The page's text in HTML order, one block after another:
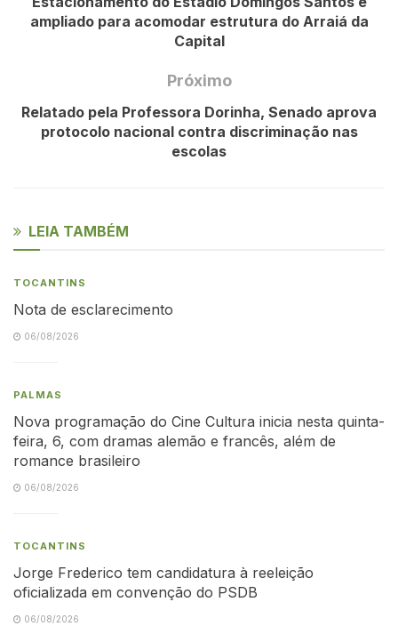
ampliado para acomodar estrutura do Arraiá da
Capital
Próximo
Relatado pela Professora Dorinha, Senado aprova
protocolo nacional contra discriminação nas
escolas
LEIA TAMBÉM
TOCANTINS
Nota de esclarecimento
06/08/2026
PALMAS
Nova programação do Cine Cultura inicia nesta quinta-
feira, 6, com dramas alemão e francês, além de
romance brasileiro
06/08/2026
TOCANTINS
Jorge Frederico tem candidatura à reeleição
oficializada em convenção do PSDB
06/08/2026